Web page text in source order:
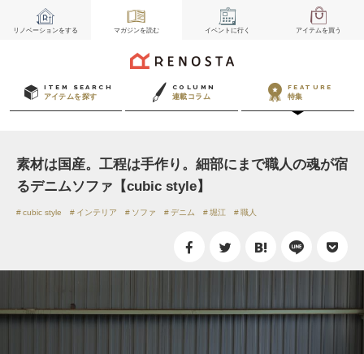
リノベーションをする マガジンを読む イベント に行く アイテムを買う
ITEM SEARCH
アイテムを探す
COLUMN
連載コラム
FEATURE
特集
素材は国産。工程は手作り。細部にまで職人の魂が宿
るデニムソファ【cubic style】
cubic style インテリア ソファ デニム 堀江 職人